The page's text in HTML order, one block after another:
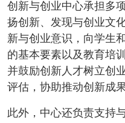
创新与创业中心承担多
扬创新、发现与创业文
新与创业意识，向学生
的基本要素以及教育培
并鼓励创新人才树立创
评估，协助推动创新成
此外，中心还负责支持